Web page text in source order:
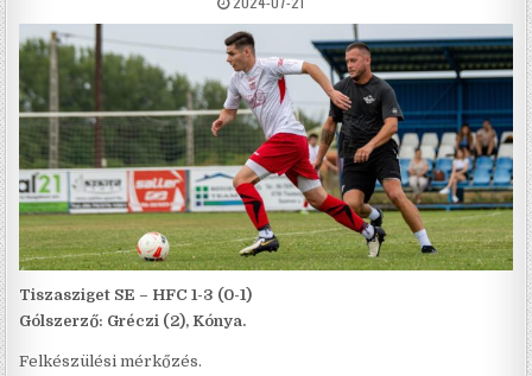
Tiszasziget SE – HFC 1-3 (0-1)
Gólszerző: Gréczi (2), Kónya.
Felkészülési mérkőzés.